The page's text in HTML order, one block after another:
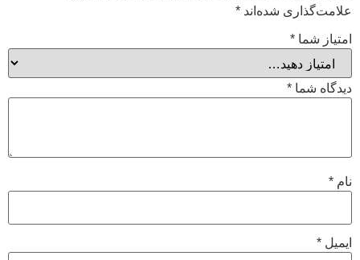
علامت‌گذاری شده‌اند *
امتیاز شما *
دیدگاه شما *
نام *
ایمیل *